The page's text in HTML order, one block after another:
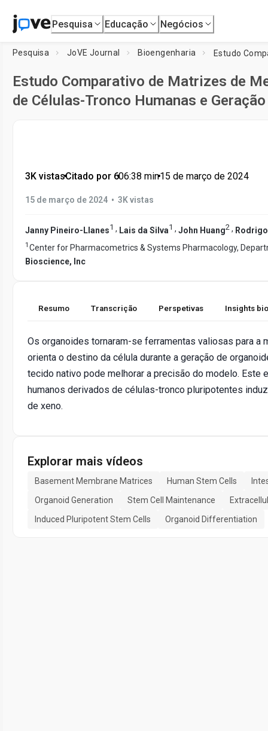
Pesquisa Educação Negócios
Pesquisa JoVE Journal Bioengenharia
Estudo Comparativo de Matrizes de
de Células-Tronco Humanas e
3K vistas•Citado por 6•06:38 min•15 de março de 2024
15 de março de 2024 • 3K vistas
Janny Pineiro-Llanes1 , Lais da Silva1 , John Huang2 ,
1 Center for Pharmacometrics & Systems Pharmacology,
Bioscience, Inc
Resumo Transcrição Perspetivas Insights
Os organoides tornaram-se ferramentas valiosas para a
orienta o destino da célula durante a geração de
tecido nativo pode melhorar a precisão do modelo.
humanos derivados de células-tronco pluripotentes
de xeno.
Explorar mais vídeos
Basement Membrane Matrices Human Stem Cells
Organoid Generation
Stem Cell Maintenance
Induced Pluripotent Stem Cells
Organoid Differentiation